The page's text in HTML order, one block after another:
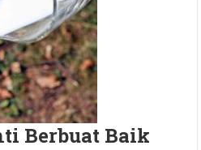
Berbuat Baik